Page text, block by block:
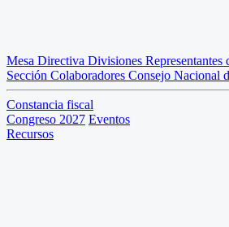
Mesa Directiva Divisiones Representantes
Sección Colaboradores Consejo Nacional
Constancia fiscal
Congreso 2027 Eventos
Recursos